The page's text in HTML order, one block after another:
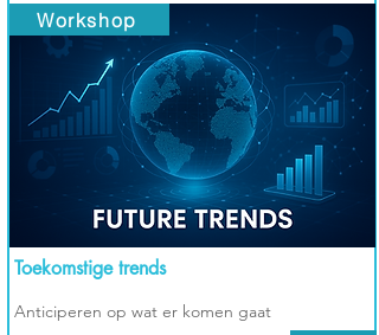
Workshop
Toekomstige trends
Anticiperen op wat er komen gaat